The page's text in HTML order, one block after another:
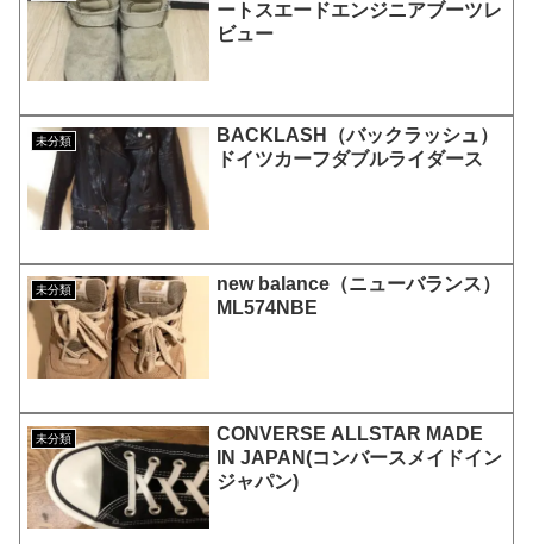
ートスエードエンジニアブーツレ
ビュー
未分類
BACKLASH（バックラッシュ）
ドイツカーフダブルライダース
未分類
new balance（ニューバランス）
ML574NBE
未分類
CONVERSE ALLSTAR MADE
IN JAPAN(コンバースメイドイン
ジャパン)